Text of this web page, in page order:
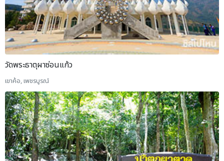
วัดพระธาตุผาซ่อนแก้ว
เขาค้อ, เพชรบูรณ์